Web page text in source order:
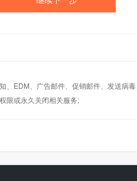
EDM、广告邮件、促销邮件、发送病
限或永久关闭相关服务;